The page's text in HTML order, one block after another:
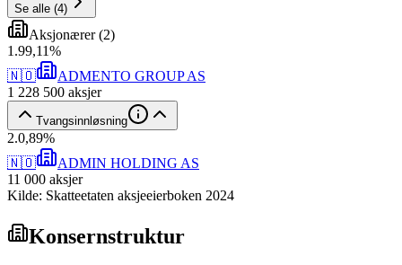
Se alle (4)
Aksjonærer(2)
1 .99,11%
🇳🇴
ADMENTO GROUP AS
1 228 500 aksjer
Tvangsinnløsning
2.0,89%
🇳🇴
ADMIN HOLDING AS
11 000 aksjer
Kilde: Skatteetaten aksjeeierboken 2024
Konsernstruktur